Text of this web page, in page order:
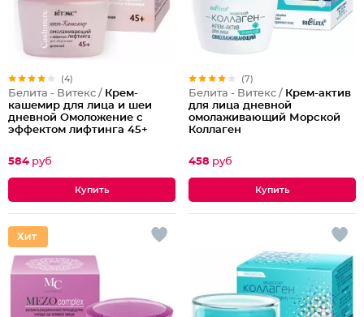
(4)
Белита - Витекс / Крем-
кашемир для лица и шеи
дневной Омоложение с
эффектом лифтинга 45+
584 руб
(7)
Белита - Витекс / Крем-актив
для лица дневной
омолаживающий Морской
Коллаген
458 руб